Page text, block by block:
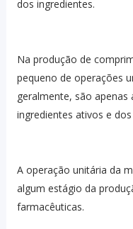
dos ingredientes.
Na produção de
pequeno de operações
geralmente, são apenas
ingredientes ativos e
A operação unitária da
algum estágio da
farmacêuticas.